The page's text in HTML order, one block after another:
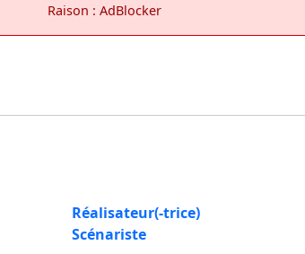
Raison : AdBlocker
Réalisateur(-trice)
Scénariste